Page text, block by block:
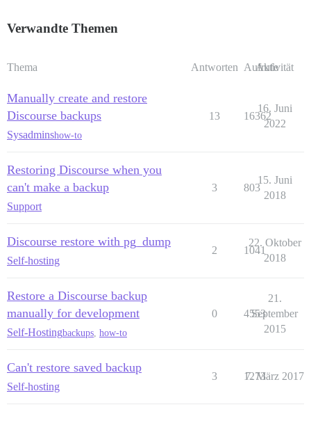
Verwandte Themen
Thema Antworten Aufrufe
Aktivität
Manually create and restore
Discourse backups
Sysadminshow-to
13 16362
16. Juni
2022
Restoring Discourse when you
can't make a backup
Support
3 803
15. Juni
2018
Discourse restore with pg_dump
Self-hosting
2 1041
22. Oktober
2018
Restore a Discourse backup
manually for development
Self-Hostingbackups how-to
0 4553
21.
September
2015
Can't restore saved backup
Self-hosting
3 1273
7. März 2017